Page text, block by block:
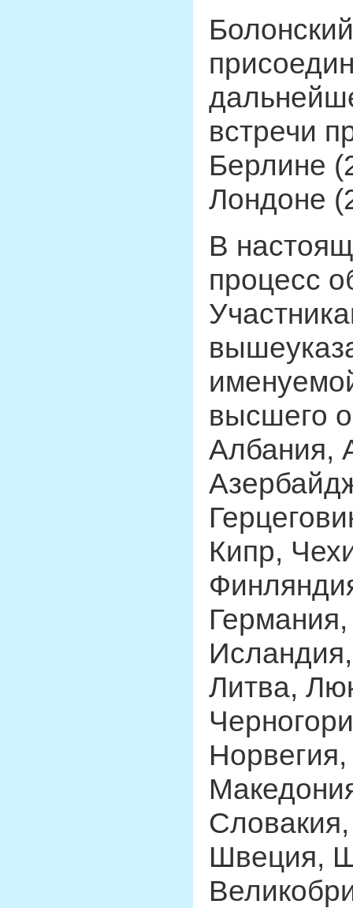
встречи
Берлине
Лондоне
В
процесс
высшего
Албания,
Кипр,
Литва,
Швеция,